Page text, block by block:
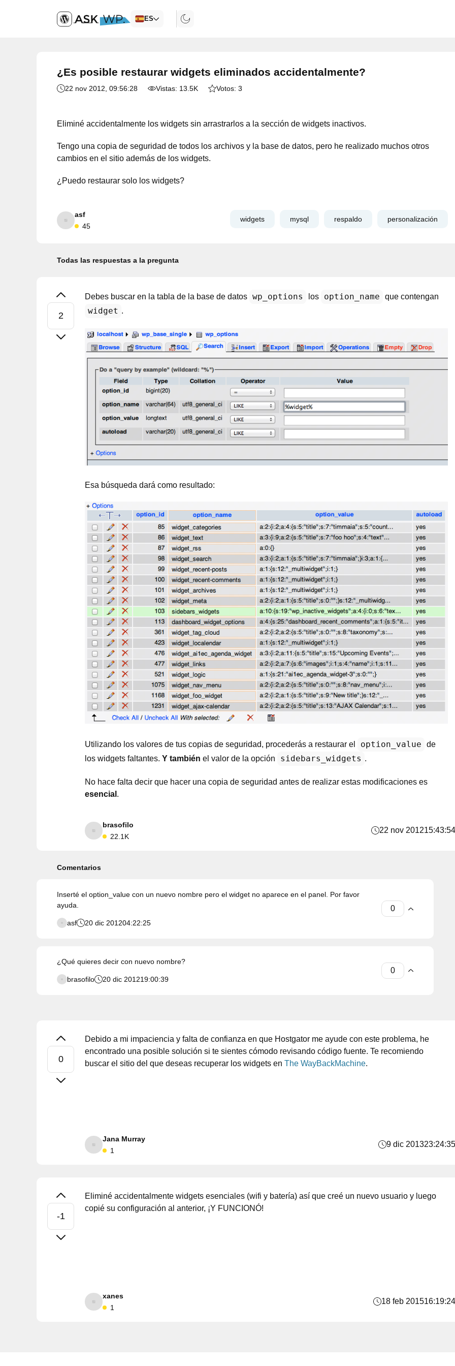
ES
¿Es posible restaurar widgets eliminados accidentalmente?
22 nov 2012 , 09:56:28 Vistas: 13.5K Votos: 3
Eliminé accidentalmente los widgets sin arrastrarlos a la sección de widgets inactivos.
Tengo una copia de seguridad de todos los archivos y la base de datos, pero he realizado muchos otros
cambios en el sitio además de los widgets.
¿Puedo restaurar solo los widgets?
asf
45
widgets mysql respaldo personalización
Todas las respuestas a la pregunta
Debes buscar en la tabla de la base de datos wp_options los option_name que contengan
widget .
Esa búsqueda dará como resultado:
Utilizando los valores de tus copias de seguridad, procederás a restaurar el option_value
de
los widgets faltantes. Y también el valor de la opción sidebars_widgets .
No hace falta decir que hacer una copia de seguridad antes de realizar estas modificaciones es
esencial .
brasofilo
22.1K
22 nov 201215:43:54
Comentarios
Inserté el option_value con un nuevo nombre pero el widget no aparece en el panel. Por favor
ayuda.
asf 20 dic 201204:22:25
¿Qué quieres decir con nuevo nombre?
brasofilo 20 dic 201219:00:39
Debido a mi impaciencia y falta de confianza en que Hostgator me ayude con este problema, he
encontrado una posible solución si te sientes cómodo revisando código fuente. Te recomiendo
buscar el sitio del que deseas recuperar los widgets en The WayBackMachine.
Jana Murray
1
9 dic 201323:24:35
Eliminé accidentalmente widgets esenciales (wifi y batería) así que creé un nuevo usuario y luego
copié su configuración al anterior, ¡Y FUNCIONÓ!
xanes
1
18 feb 201516:19:24